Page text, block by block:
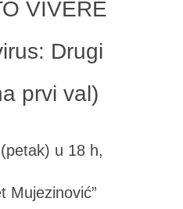
VIVERE
Drugi
prvi val)
u 18 h,
Mujezinović”